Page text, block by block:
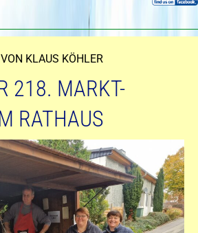
VON KLAUS KÖHLER
218. MARKT-
RATHAUS